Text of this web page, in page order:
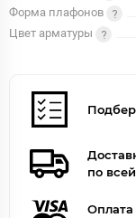
Форма плафонов
Цвет арматуры
по